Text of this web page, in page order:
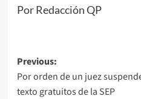
Por Redacción QP
Post
navigation
Previous:
Por orden de un juez
texto gratuitos de la SEP